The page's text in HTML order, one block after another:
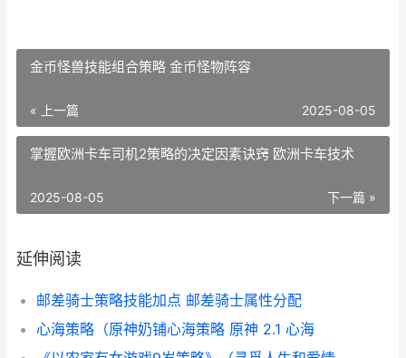
金币怪兽技能组合策略 金币怪物阵容
« 上一篇 2025-08-05
掌握欧洲卡车司机2策略的决定因素诀窍 欧洲卡车技术
下一篇 »
2025-08-05
延伸阅读
邮差骑士策略技能加点 邮差骑士属性分配
心海策略（原神奶铺心海策略 原神 2.1 心海